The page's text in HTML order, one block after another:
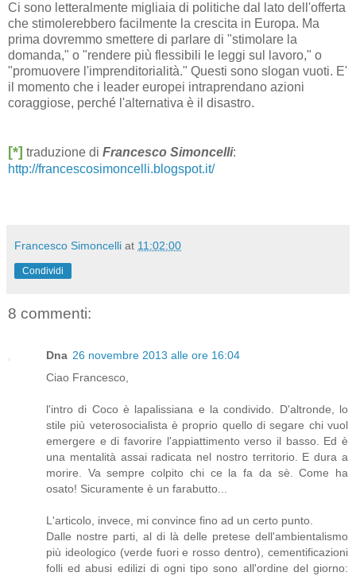
Ci sono letteralmente migliaia di politiche dal lato dell'offerta
che stimolerebbero facilmente la crescita in Europa. Ma
prima dovremmo smettere di parlare di "stimolare la
domanda," o "rendere più flessibili le leggi sul lavoro," o
"promuovere l'imprenditorialità." Questi sono slogan vuoti. E'
il momento che i leader europei intraprendano azioni
coraggiose, perché l'alternativa è il disastro.
[*] traduzione di Francesco Simoncelli:
http://francescosimoncelli.blogspot.it/
Francesco Simoncelli at 11:02:00
Condividi
8 commenti:
Dna 26 novembre 2013 alle ore 16:04
Ciao Francesco,
l'intro di Coco è lapalissiana e la condivido. D'altronde, lo
stile più veterosocialista è proprio quello di segare chi vuol
emergere e di favorire l'appiattimento verso il basso. Ed è
una mentalità assai radicata nel nostro territorio. E dura a
morire. Va sempre colpito chi ce la fa da sè. Come ha
osato! Sicuramente è un farabutto...
L'articolo, invece, mi convince fino ad un certo punto.
Dalle nostre parti, al di là delle pretese dell'ambientalismo
più ideologico (verde fuori e rosso dentro), cementificazioni
folli ed abusi edilizi di ogni tipo sono all'ordine del giorno: